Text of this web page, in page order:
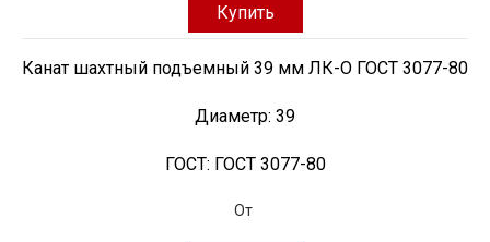
Купить
Канат шахтный подъемный 39 мм ЛК-О ГОСТ 3077-80
Диаметр: 39
ГОСТ: ГОСТ 3077-80
От